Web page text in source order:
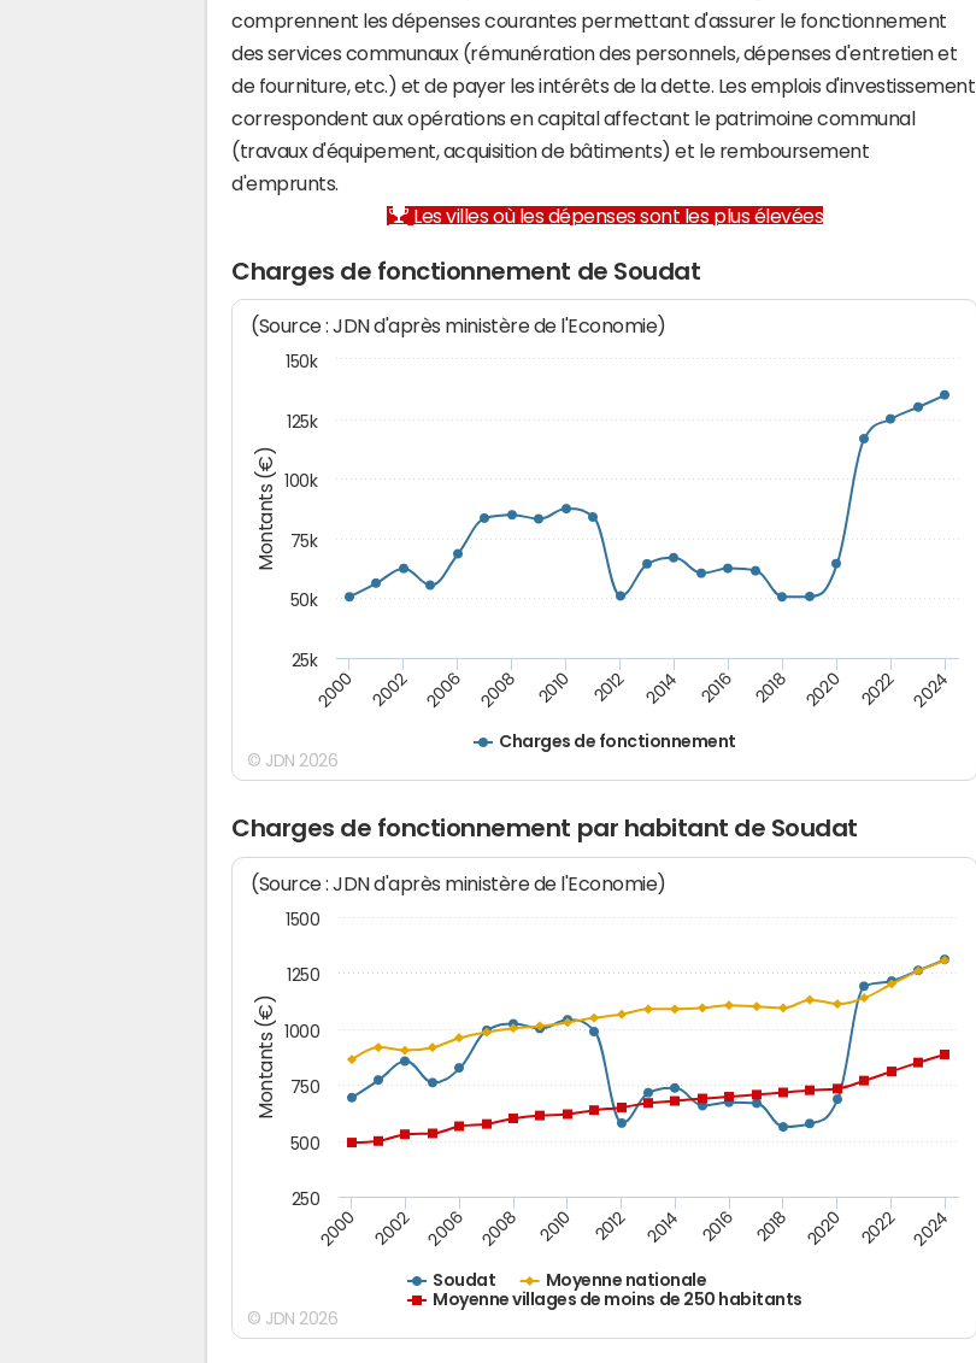
comprennent les dépenses courantes permettant d'assurer le fonctionnement
des services communaux (rémunération des personnels, dépenses d'entretien et
de fourniture, etc.) et de payer les intérêts de la dette. Les emplois d'investissement
correspondent aux opérations en capital affectant le patrimoine communal
(travaux d'équipement, acquisition de bâtiments) et le remboursement
d'emprunts.
Les villes où les dépenses sont les plus élevées
Charges de fonctionnement de Soudat
Montants (€)
(Source : JDN d'après ministère de l'Economie)
Charges de fonctionnement
2000 2002 2006 2008 2010 2012 2014 2016 2018 2020 2022 2024
25k
50k
75k
100k
125k
150k
© JDN 2026
Charges de fonctionnement par habitant de Soudat
Montants (€)
(Source : JDN d'après ministère de l'Economie)
Soudat
Moyenne nationale
Moyenne villages de moins de 250 habitants
2000 2002 2006 2008 2010 2012 2014 2016 2018 2020 2022 2024
250
500
750
1000
1250
1500
© JDN 2026